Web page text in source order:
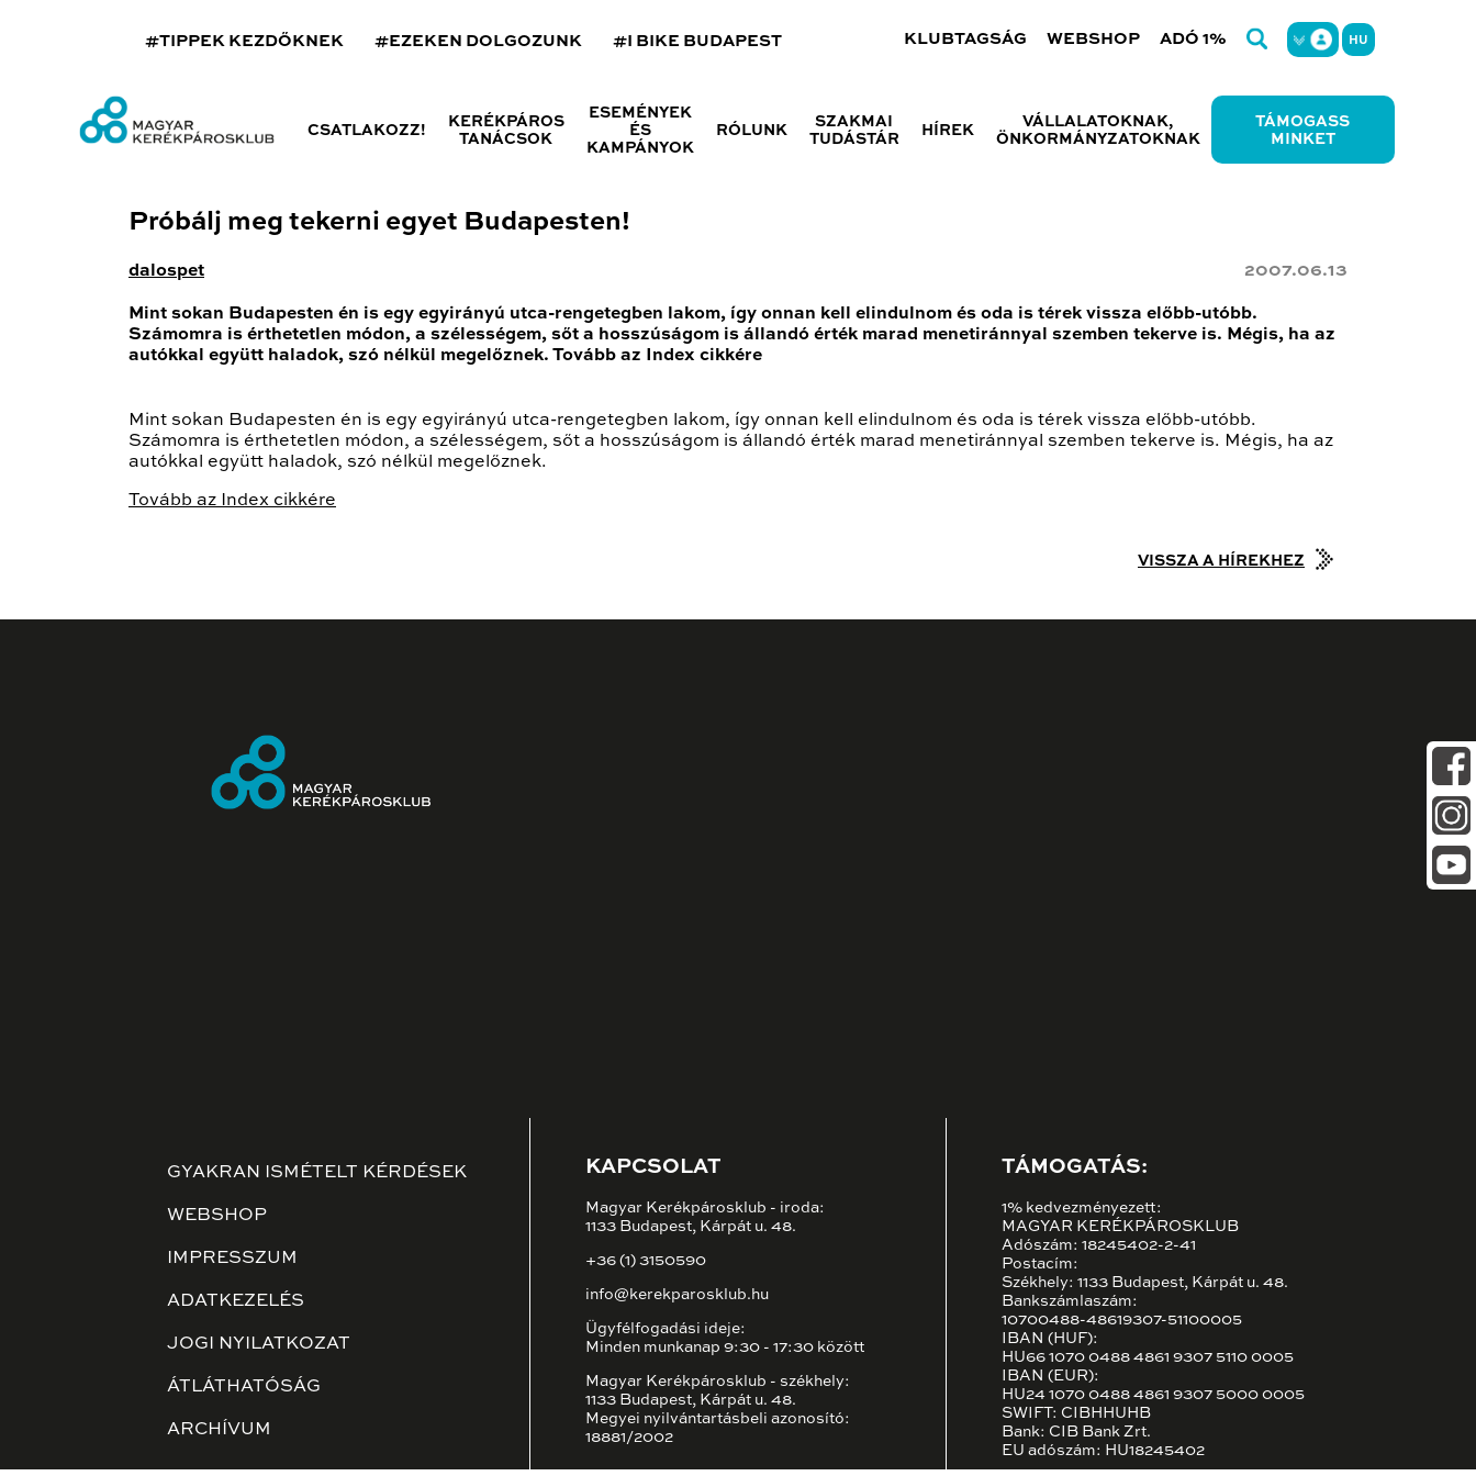
#TIPPEK KEZDŐKNEK #EZEKEN DOLGOZUNK #I BIKE BUDAPEST KLUBTAGSÁG WEBSHOP ADÓ 1% HU
CSATLAKOZZ!
KERÉKPÁROS
TANÁCSOK
ESEMÉNYEK
ÉS
KAMPÁNYOK
RÓLUNK
SZAKMAI
TUDÁSTÁR
HÍREK
VÁLLALATOKNAK,
ÖNKORMÁNYZATOKNAK
TÁMOGASS
MINKET
Próbálj meg tekerni egyet Budapesten!
dalospet 2007.06.13
Mint sokan Budapesten én is egy egyirányú utca-rengetegben lakom, így onnan kell elindulnom és oda is térek vissza előbb-utóbb.
Számomra is érthetetlen módon, a szélességem, sőt a hosszúságom is állandó érték marad menetiránnyal szemben tekerve is. Mégis, ha az
autókkal együtt haladok, szó nélkül megelőznek. Tovább az Index cikkére
Mint sokan Budapesten én is egy egyirányú utca-rengetegben lakom, így onnan kell elindulnom és oda is térek vissza előbb-utóbb.
Számomra is érthetetlen módon, a szélességem, sőt a hosszúságom is állandó érték marad menetiránnyal szemben tekerve is. Mégis, ha az
autókkal együtt haladok, szó nélkül megelőznek.
Tovább az Index cikkére
VISSZA A HÍREKHEZ
GYAKRAN ISMÉTELT KÉRDÉSEK
WEBSHOP
IMPRESSZUM
ADATKEZELÉS
JOGI NYILATKOZAT
ÁTLÁTHATÓSÁG
ARCHÍVUM
KAPCSOLAT
Magyar Kerékpárosklub - iroda:
1133 Budapest, Kárpát u. 48.
+36 (1) 3150590
info@kerekparosklub.hu
Ügyfélfogadási ideje:
Minden munkanap 9:30 - 17:30 között
Magyar Kerékpárosklub - székhely:
1133 Budapest, Kárpát u. 48.
Megyei nyilvántartásbeli azonosító:
18881/2002
TÁMOGATÁS:
1% kedvezményezett:
MAGYAR KERÉKPÁROSKLUB
Adószám: 18245402-2-41
Postacím:
Székhely: 1133 Budapest, Kárpát u. 48.
Bankszámlaszám:
10700488-48619307-51100005
IBAN (HUF):
HU66 1070 0488 4861 9307 5110 0005
IBAN (EUR):
HU24 1070 0488 4861 9307 5000 0005
SWIFT: CIBHHUHB
Bank: CIB Bank Zrt.
EU adószám: HU18245402